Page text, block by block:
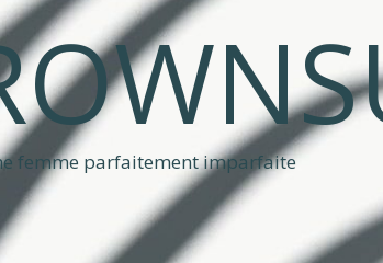
femme parfaitement imparfaite